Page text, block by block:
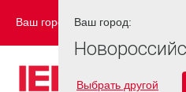
Ваш город: НОВОРОССИЙСК
Ваш город:
Выбрать другой